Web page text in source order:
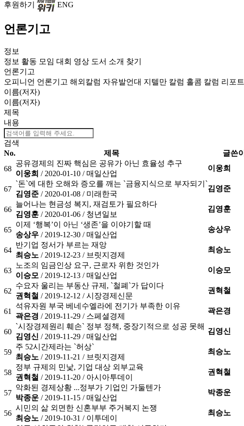
후원하기
ENG
언론기고
정보
정보 활동 모임 대회 영상 도서 소개 찾기
언론기고
오피니언 언론기고 해외칼럼 자유발언대 지텔만 칼럼 홀콤 칼럼 리포트
이름(저자)
이름(저자)
제목
내용
검색
No.
제목 글쓴이
68
공유경제의 진짜 핵심은 공유가 아닌 효율성 추구
이웅희 / 2020-01-10 / 매일산업
이웅희
67
`돈`에 대한 오해와 증오를 깨는 `금융지식으로 부자되기`
김영준 / 2020-01-08 / 미래한국
김영준
66
늘어나는 현금성 복지, 재검토가 필요하다
김영훈 / 2020-01-06 / 청년일보
김영훈
65
이제 ‘행복’이 아닌 ‘생존’을 이야기할 때
송상우 / 2019-12-30 / 매일산업
송상우
64
반기업 정서가 부르는 재앙
최승노 / 2019-12-23 / 브릿지경제
최승노
63
노조의 임금인상 요구, 근로자 위한 것인가
이승모 / 2019-12-13 / 매일산업
이승모
62
수요자 울리는 부동산 규제, `철폐`가 답이다
권혁철 / 2019-12-12 /시장경제신문
권혁철
61
석유자원 부국 베네수엘라에 전기가 부족한 이유
곽은경 / 2019-11-29 / 스페셜경제
곽은경
60
`시장경제원리 훼손` 정부 정책, 중장기적으로 성공 못해
김영신 / 2019-11-29 / 매일산업
김영신
59
주 52시간제라는 `허상`
최승노 / 2019-11-21 / 브릿지경제
최승노
58
정부 규제의 민낯, 기업 대상 외부교육
권혁철 / 2019-11-20 / 아시아투데이
권혁철
57
악화된 경제상황 ...정부가 기업인 가둘텐가
박종운 / 2019-11-15 / 매일산업
박종운
56
시민의 삶 외면한 신혼부부 주거복지 논쟁
최승노 / 2019-10-31 / 이투데이
최승노